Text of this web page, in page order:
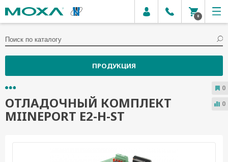
0
ПРОДУКЦИЯ
ОТЛАДОЧНЫЙ КОМПЛЕКТ
MIINEPORT E2-H-ST
0
0